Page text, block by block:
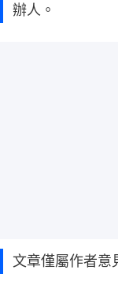
辦人。
文章僅屬作者意